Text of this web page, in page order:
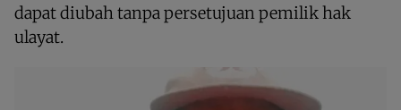
dapat diubah tanpa persetujuan pemilik hak
ulayat.